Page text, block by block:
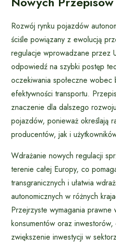
Rozwój rynku pojazdów
ściśle powiązany z ewolucją
regulacje wprowadzane przez
odpowiedź na szybki postęp
oczekiwania społeczne wobec
efektywności transportu.
znaczenie dla dalszego
pojazdów, ponieważ określają
producentów, jak i
Wdrażanie nowych regulacji
terenie całej Europy, co
transgranicznych i ułatwia
autonomicznych w różnych
Przejrzyste wymagania prawne
konsumentów oraz inwestorów,
zwiększenie inwestycji w